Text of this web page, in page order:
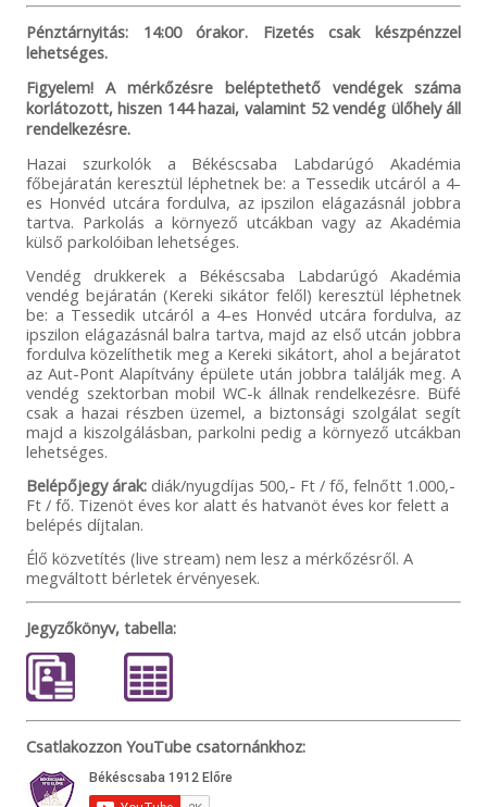
Pénztárnyitás: 14:00 órakor. Fizetés csak készpénzzel
lehetséges.
Figyelem! A mérkőzésre beléptethető vendégek száma
korlátozott, hiszen 144 hazai, valamint 52 vendég ülőhely áll
rendelkezésre.
Hazai szurkolók a Békéscsaba Labdarúgó Akadémia
főbejáratán keresztül léphetnek be: a Tessedik utcáról a 4-
es Honvéd utcára fordulva, az ipszilon elágazásnál jobbra
tartva. Parkolás a környező utcákban vagy az Akadémia
külső parkolóiban lehetséges.
Vendég drukkerek a Békéscsaba Labdarúgó Akadémia
vendég bejáratán (Kereki sikátor felől) keresztül léphetnek
be: a Tessedik utcáról a 4-es Honvéd utcára fordulva, az
ipszilon elágazásnál balra tartva, majd az első utcán jobbra
fordulva közelíthetik meg a Kereki sikátort, ahol a bejáratot
az Aut-Pont Alapítvány épülete után jobbra találják meg. A
vendég szektorban mobil WC-k állnak rendelkezésre. Büfé
csak a hazai részben üzemel, a biztonsági szolgálat segít
majd a kiszolgálásban, parkolni pedig a környező utcákban
lehetséges.
Belépőjegy árak:diák/nyugdíjas 500,- Ft / fő, felnőtt 1.000,-
Ft / fő. Tizenöt éves kor alatt és hatvanöt éves kor felett a
belépés díjtalan.
Élő közvetítés (live stream) nem lesz a mérkőzésről. A
megváltott bérletek érvényesek.
Jegyzőkönyv, tabella:
Csatlakozzon YouTube csatornánkhoz: